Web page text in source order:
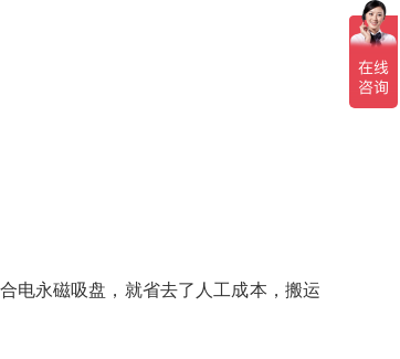
电永磁吸盘，就省去了人工成本，搬运